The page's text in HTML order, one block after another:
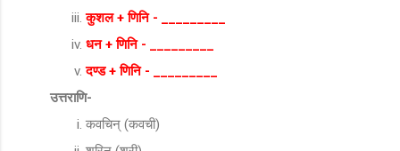
कुशल + णिनि - _________
धन + णिनि - _________
दण्ड + णिनि - _________
उत्तराणि-
कवचिन् (कवची)